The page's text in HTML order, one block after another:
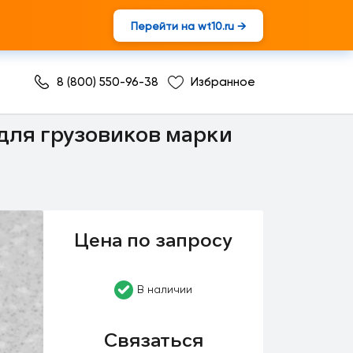
Перейти на wt10.ru →
8 (800) 550-96-38 Избранное
грузовиков марки
Цена по запросу
В наличии
Связаться